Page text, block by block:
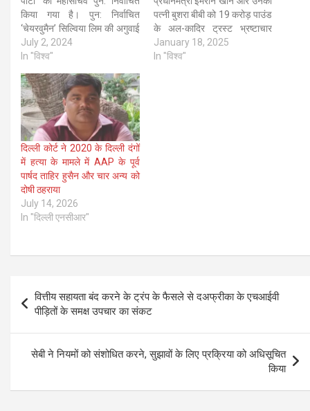
किया गया है। पुन: निर्वाचित
‘चेयरवुमैन’ सिल्विया लिम की अगुवाई
में कुल 14 सदस्यों ने केंद्रीय
कार्यकारी समिति (सीईसी) के लिए
निर्णय निर्धारण संस्था है।…
July 2, 2024
In "विश्व"
पत्नी बुशरा बीबी को 19 करोड़ पाउंड
के अल-कादिर ट्रस्ट भ्रष्टाचार
मामले में दोषी करार देते हुए क्रमशः
14 और सात वर्ष कैद की सजा
January 18, 2025
In "विश्व"
दिल्ली कोर्ट ने 2020 के दिल्ली दंगों
में हत्या के मामले में AAP के पूर्व
पार्षद ताहिर हुसैन और चार अन्य को
दोषी ठहराया
July 14, 2026
In "दिल्ली एनसीआर"
navigation
वित्तीय सहायता बंद करने के ट्रंप के फैसले से दअफ्रीका के एचआईवी
पीड़ितों के समक्ष उपचार का संकट
सेबी ने नियमों को संशोधित करने, सुझावों के लिए प्रक्रिया को अधिसूचित
किया